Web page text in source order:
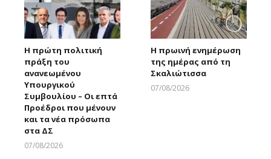
Η πρώτη πολιτική
πράξη του
ανανεωμένου
Υπουργικού
Συμβουλίου – Οι επτά
Προέδροι που μένουν
και τα νέα πρόσωπα
στα ΔΣ
07/08/2026
Η πρωινή ενημέρωση
της ημέρας από τη
Σκαλιώτισσα
07/08/2026